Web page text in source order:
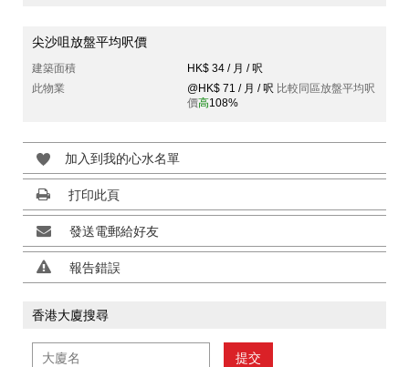
尖沙咀放盤平均呎價
建築面積
HK$ 34 / 月 / 呎
此物業
@HK$ 71 / 月 / 呎 比較同區放盤平均呎
價高108%
加入到我的心水名單
打印此頁
發送電郵給好友
報告錯誤
香港大廈搜尋
提交